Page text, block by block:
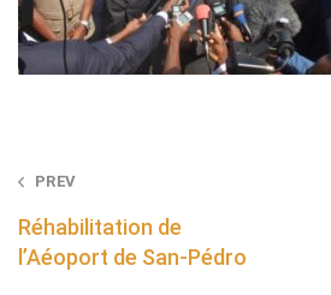
Post
navigation
PREV
Réhabilitation de
l’Aéoport de San-Pédro